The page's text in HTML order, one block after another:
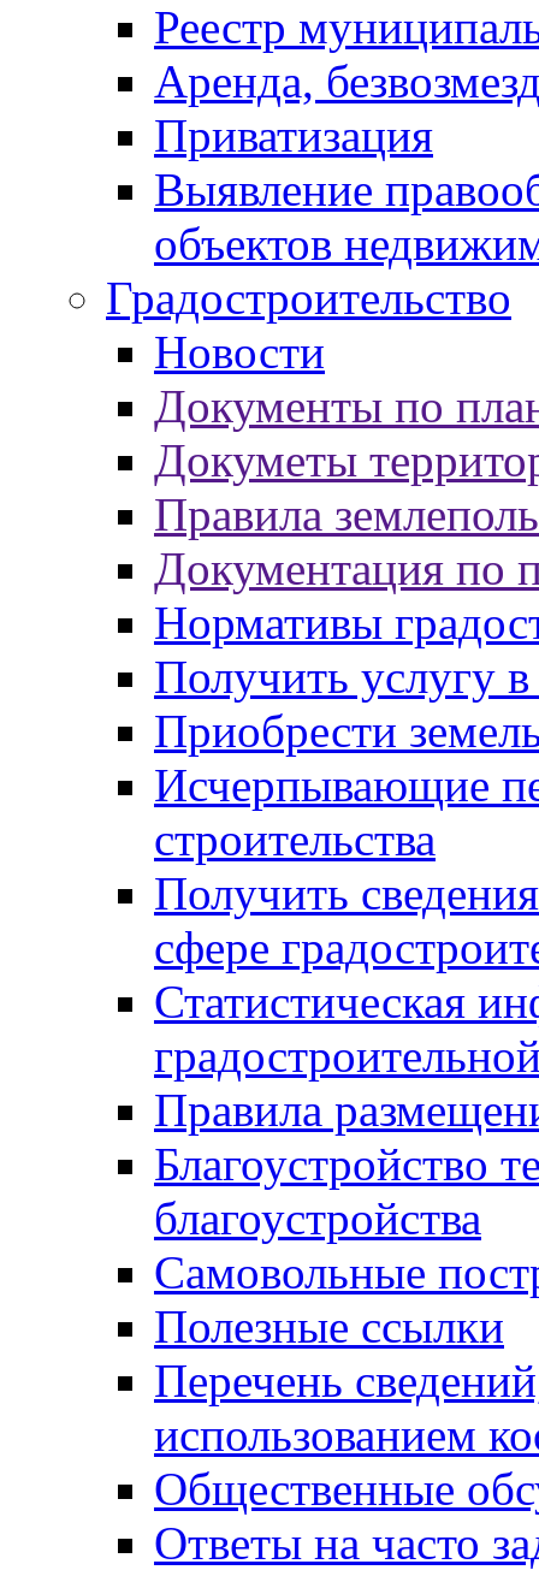
Реестр
Аренда,
Приватизация
Выявление
объектов
Градостроительство
Новости
Документы по
Докуметы
Правила
Документация по
Нормативы
Получить услугу в
Приобрести
Исчерпывающие
строительства
Получить
сфере
Статистическая
Правила
Благоустройство
благоустройства
Самовольные
Полезные ссылки
Перечень
использованием
Общественные
Ответы на часто